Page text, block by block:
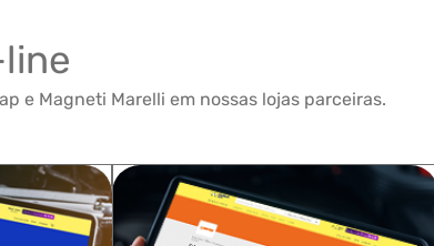
e Magneti Marelli em nossas lojas parceiras.